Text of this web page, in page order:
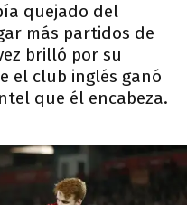
quejado del
más partidos de
brilló por su
el club inglés ganó
que él encabeza.